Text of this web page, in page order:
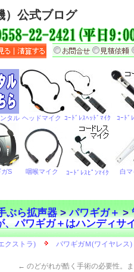
）公式ブログ
ぶら拡声器>パワギガ＋>
、パワギガ＋はハンディサ
← のどがれが酷く手術の必要性。